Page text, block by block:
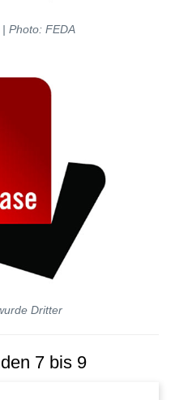
Photo: FEDA
Dritter
7 bis 9